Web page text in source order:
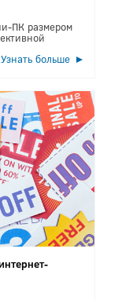
ПК размером
Узнать больше